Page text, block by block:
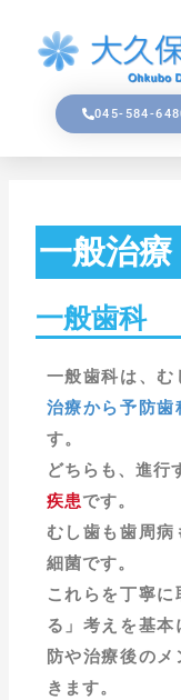
045-584-
一般治療
一般歯科
一般歯科は、む
治療から予防歯
す。
どちらも、進行
疾患です。
むし歯も歯周
細菌です。
これらを丁寧
る」考えを基
防や治療後の
きます。